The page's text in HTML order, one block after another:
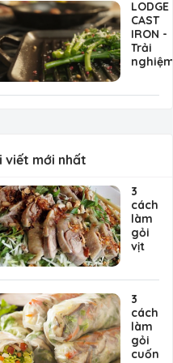
tinh
tế
đến
từ
Pháp
LODGE
CAST
IRON -
Trải
nghiệm
viết mới nhất
3
cách
làm
gỏi
vịt
vịt
hành
tây,
gỏi
vịt
3
cách
làm
gỏi
cuốn